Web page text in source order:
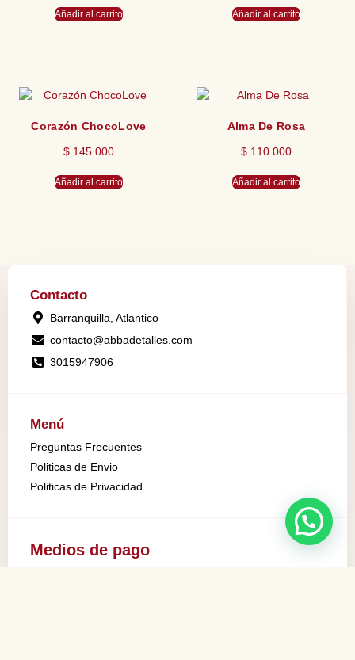
Añadir al carrito Añadir al carrito
Corazón ChocoLove
$ 145.000
Añadir al carrito
Alma De Rosa
$ 110.000
Añadir al carrito
Contacto
Barranquilla, Atlantico
contacto@abbadetalles.com
3015947906
Menú
Preguntas Frecuentes
Politicas de Envio
Politicas de Privacidad
Medios de pago